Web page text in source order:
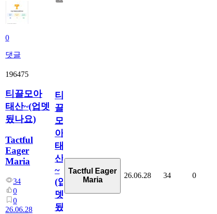
0
댓글
196475
티끌모아
태산~(업뎃
됬나요)
Tactful
Eager
Maria
34
0
0
26.06.28
티
끌
모
아
태
산
~
(업
뎃
됬
Tactful Eager
Maria
26.06.28 34 0